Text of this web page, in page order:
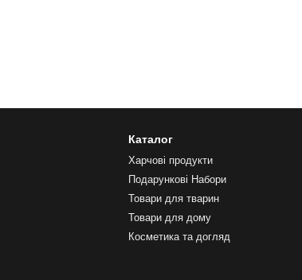
Каталог
Харчові продукти
Подарункові Набори
Товари для тварин
Товари для дому
Косметика та догляд